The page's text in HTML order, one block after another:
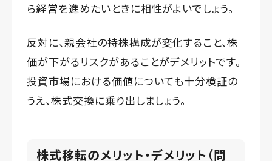
ら経営を進めたいときに相性がよいでしょう。
反対に、親会社の持株構成が変化すること、株
価が下がるリスクがあることがデメリットです。
投資市場における価値についても十分検証の
うえ、株式交換に乗り出しましょう。
株式移転のメリット・デメリット（問